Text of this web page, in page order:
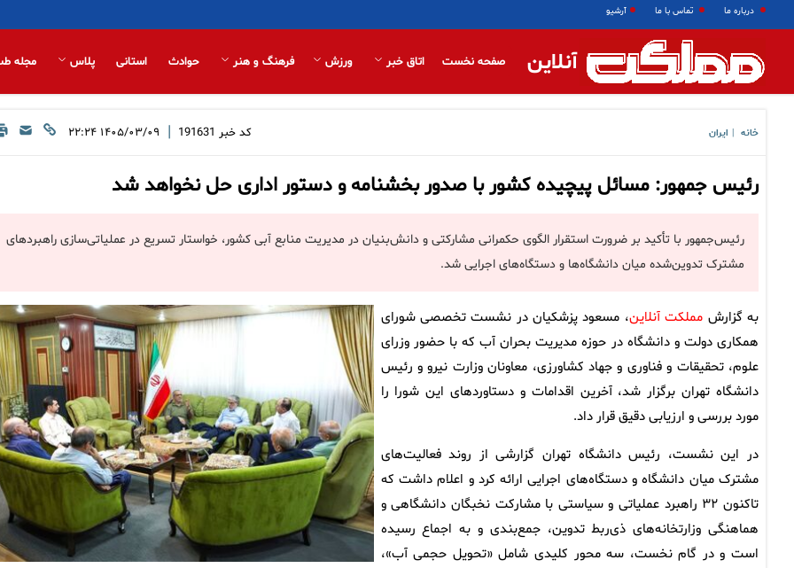
درباره ما تماس با ما آرشیو
آنلاین صفحه نخست اتاق خبر ورزش فرهنگ و هنر حوادث استانی پلاس مجله
خانه ایران کد خبر 191631
| ۱۴۰۵/۰۳/۰۹ ۲۲:۲۴
رئیس جمهور: مسائل پیچیده کشور با صدور بخشنامه و دستور اداری حل نخواهد شد
رئیس‌جمهور با تأکید بر ضرورت استقرار الگوی حکمرانی مشارکتی و دانش‌بنیان در مدیریت منابع آبی کشور، خواستار تسریع در عملیاتی‌سازی راهبردهای
مشترک تدوین‌شده میان دانشگاه‌ها و دستگاه‌های اجرایی شد.
به گزارش مملکت آنلاین، مسعود پزشکیان در نشست تخصصی شورای
همکاری دولت و دانشگاه در حوزه مدیریت بحران آب که با حضور وزرای
علوم، تحقیقات و فناوری و جهاد کشاورزی، معاونان وزارت نیرو و رئیس
دانشگاه تهران برگزار شد، آخرین اقدامات و دستاوردهای این شورا را
مورد بررسی و ارزیابی دقیق قرار داد.
در این نشست، رئیس دانشگاه تهران گزارشی از روند فعالیت‌های
مشترک میان دانشگاه و دستگاه‌های اجرایی ارائه کرد و اعلام داشت که
تاکنون ۳۲ راهبرد عملیاتی و سیاستی با مشارکت نخبگان دانشگاهی و
هماهنگی وزارتخانه‌های ذی‌ربط تدوین، جمع‌بندی و به اجماع رسیده
است و در گام نخست، سه محور کلیدی شامل «تحویل حجمی آب»،